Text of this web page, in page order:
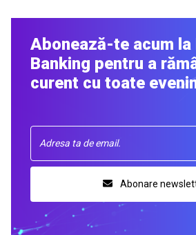
Abonează-te acum la
Banking pentru a
curent cu toate
Abonare